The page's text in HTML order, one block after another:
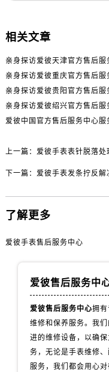
相关文章
上一篇： 爱彼手表表针脱落处
下一篇： 爱彼手表发条拧反解
了解更多
爱彼手表售后服务中心
爱彼售后服务中
爱彼售后服务中心拥
维修和保养服务。我
进的维修设备，以确
务，无论是手表维修
服务，我们都会用心